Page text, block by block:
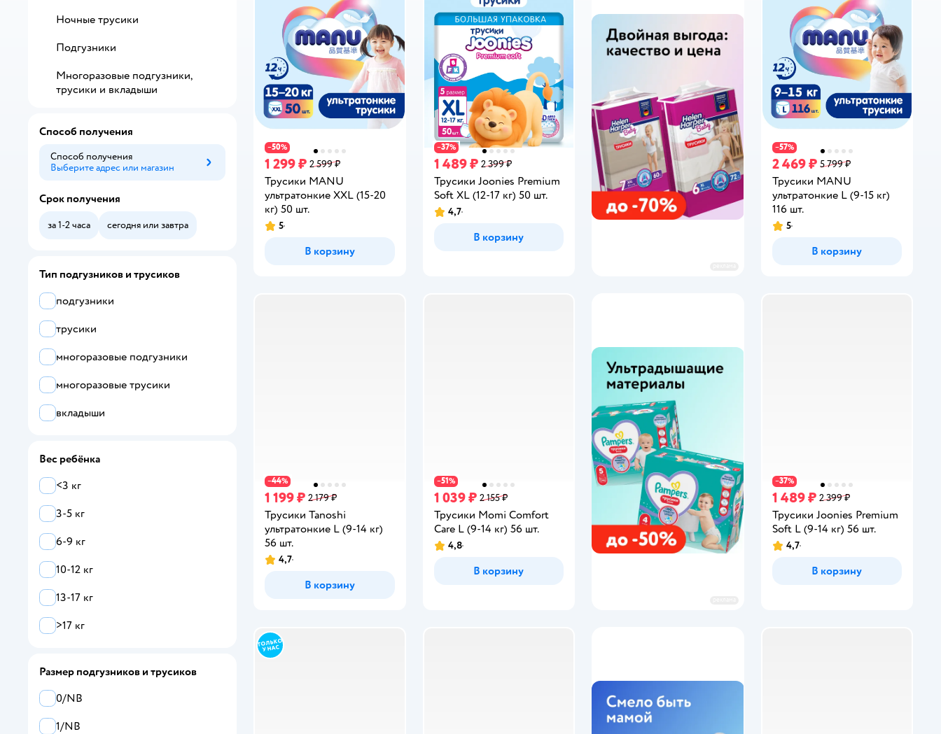
−50%
1 299 ₽ 2 599 ₽
Трусики MANU
ультратонкие XXL (15-20
кг) 50 шт.
Рейтинг:
5
В корзину
−37%
1 489 ₽ 2 399 ₽
Трусики Joonies Premium
Soft XL (12-17 кг) 50 шт.
Рейтинг:
4,7
В корзину
−57%
2 469 ₽ 5 799 ₽
Трусики MANU
ультратонкие L (9-15 кг)
116 шт.
Рейтинг:
5
В корзину
−44%
1 199 ₽ 2 179 ₽
Трусики Tanoshi
ультратонкие L (9-14 кг)
56 шт.
Рейтинг:
4,7
В корзину
−51 %
1 039 ₽ 2 155 ₽
Трусики Momi Comfort
Care L (9-14 кг) 56 шт.
Рейтинг:
4,8
В корзину
−37%
1 489 ₽ 2 399 ₽
Трусики Joonies Premium
Soft L (9-14 кг) 56 шт.
Рейтинг:
4,7
В корзину
Ночные трусики
Подгузники
Многоразовые подгузники,
трусики и вкладыши
Способ получения
Способ получения
Выберите адрес или магазин
Способ получения
Срок получения
за 1-2 часа сегодня или завтра
Тип подгузников и трусиков
подгузники
трусики
многоразовые подгузники
многоразовые трусики
вкладыши
Вес ребёнка
<3 кг
3-5 кг
6-9 кг
10-12 кг
13-17 кг
>17 кг
Размер подгузников и трусиков
0/NB
1/NB